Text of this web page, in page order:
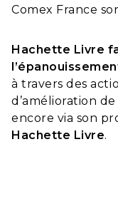
Comex France
Hachette Livre
à travers des
d’amélioration
encore via son
Hachette Livre.